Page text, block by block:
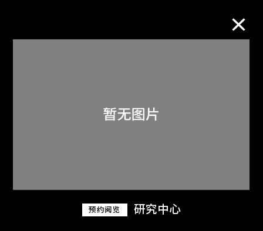
预约阅览 研究中心
关于M+藏品
探索世界顶级的二十及二十一世纪视觉